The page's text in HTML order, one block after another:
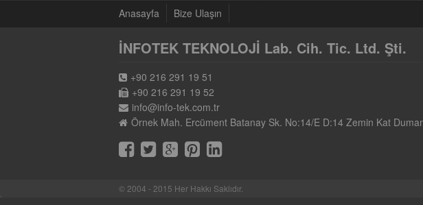
Anasayfa Bize Ulaşın
İNFOTEK TEKNOLOJİ Lab. Cih. Tic. Ltd. Şti.
+90 216 291 19 51
+90 216 291 19 52
info@info-tek.com.tr
Örnek Mah. Ercüment Batanay Sk. No:14/E D:14 Zemin Kat
© 2004 - 2015 Her Hakkı Saklıdır.